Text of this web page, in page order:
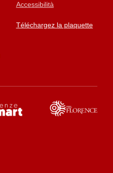
Accessibilità
Téléchargez la plaquette